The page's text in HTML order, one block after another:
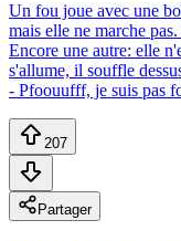
Un fou joue avec une
mais elle ne marche
Encore une autre: elle
s'allume, il souffle
- Pfoouufff, je suis pas
207
Partager